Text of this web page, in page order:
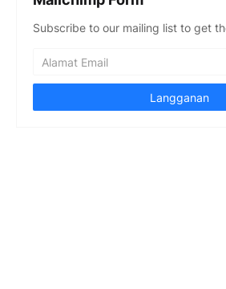
Subscribe to our mailing list to get